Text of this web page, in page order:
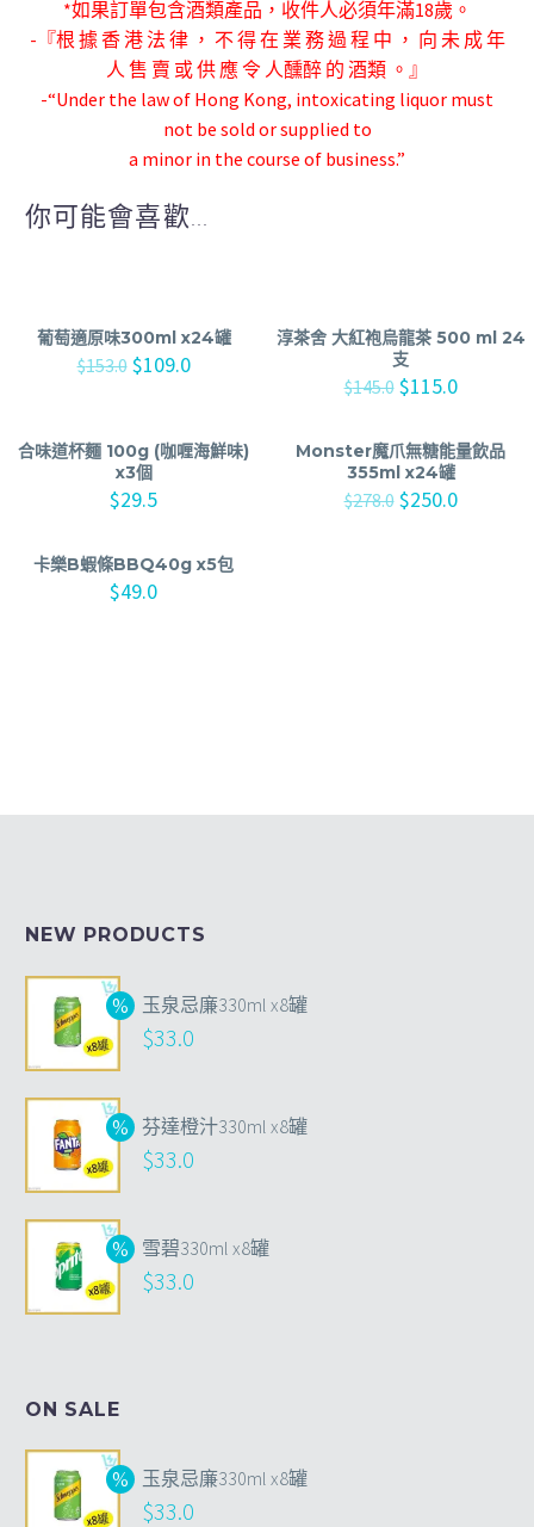
*如果訂單包含酒類產品，收件人必須年滿18歲。
-『根 據 香 港 法 律 ， 不 得 在 業 務 過 程 中 ， 向 未 成 年
人 售 賣 或 供 應 令 人醺醉 的 酒類 。』
-“Under the law of Hong Kong, intoxicating liquor must
not be sold or supplied to
a minor in the course of business.”
你可能會喜歡...
葡萄適原味300ml x24罐
$153.0 $109.0
淳茶舍 大紅袍烏龍茶 500 ml 24
支
$145.0 $115.0
合味道杯麵 100g (咖喱海鮮味)
x3個
$29.5
Monster魔爪無糖能量飲品
355ml x24罐
$278.0 $250.0
卡樂B蝦條BBQ40g x5包
$49.0
NEW PRODUCTS
玉泉忌廉330ml x8罐
$33.0
芬達橙汁330ml x8罐
$33.0
雪碧330ml x8罐
$33.0
ON SALE
玉泉忌廉330ml x8罐
$33.0